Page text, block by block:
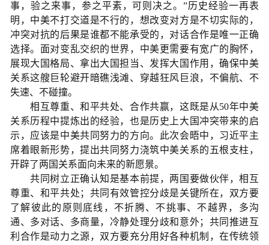
事，验之来事，参之平素，可则决之。”历史经验一再表
明，中美不打交道是不行的，想改变对方是不切实际的，
冲突对抗的后果是谁都不能承受的，对话合作是唯一正确
选择。面对变乱交织的世界，中美更需要有宽广的胸怀，
展现大国格局、拿出大国担当、发挥大国作用，确保中美
关系这艘巨轮避开暗礁浅滩、穿越狂风巨浪，不偏航、不
失速、不碰撞。
相互尊重、和平共处、合作共赢，这既是从50年中美
关系历程中提炼出的经验，也是历史上大国冲突带来的启
示，应该是中美共同努力的方向。此次会晤中，习近平主
席着眼新形势，提出共同努力浇筑中美关系的五根支柱，
开辟了两国关系面向未来的新愿景。
共同树立正确认知是基本前提，两国要做伙伴，相互
尊重、和平共处；共同有效管控分歧是关键所在，双方要
了解彼此的原则底线，不折腾、不挑事、不越界，多沟
通、多对话、多商量，冷静处理分歧和意外；共同推进互
利合作是动力之源，双方要充分用好各种机制，在传统领